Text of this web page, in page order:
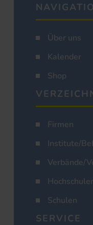
Über uns
Kalender
Shop
Firmen
Institute/
Verbände/
Schulen
SERVICE